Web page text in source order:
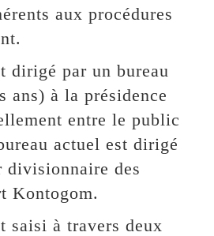
aux procédures
dirigé par un bureau
ans) à la présidence
entre le public
actuel est dirigé
divisionnaire des
Kontogom.
saisi à travers deux